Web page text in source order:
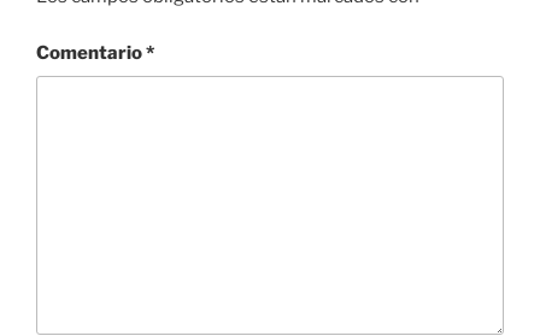
Comentario*